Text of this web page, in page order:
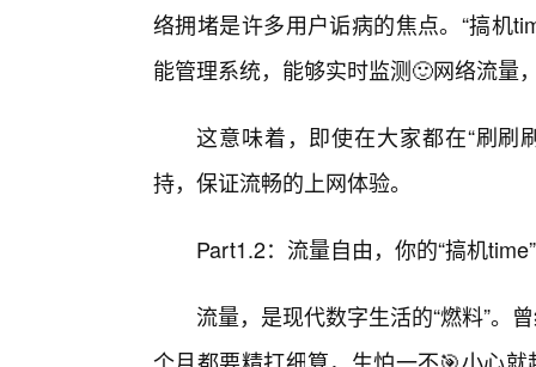
络拥堵是许多用户诟病的焦点。“搞机
能管理系统，能够实时监测🙂网络流量
这意味着，即使在大家都在“刷刷
持，保证流畅的上网体验。
Part1.2：流量自由，你的“搞机
流量，是现代数字生活的“燃料”。